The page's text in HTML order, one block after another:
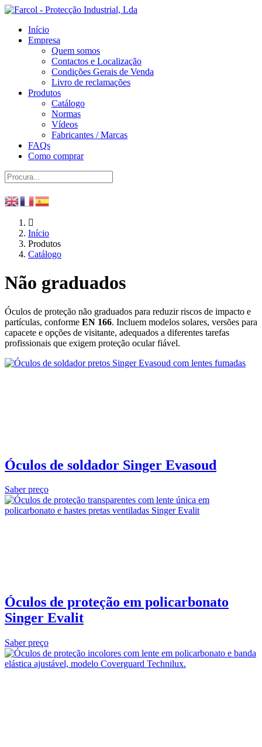
Início
Empresa
Quem somos
Contactos e Localização
Condições Gerais de Venda
Livro de reclamações
Produtos
Catálogo
Normas
Vídeos
Fabricantes / Marcas
FAQs
Como comprar
Início
Produtos
Catálogo
Não graduados
Óculos de proteção não graduados para reduzir riscos de impacto e
partículas, conforme EN 166. Incluem modelos solares, versões para
capacete e opções de visitante, adequados a diferentes tarefas
profissionais que exigem proteção ocular fiável.
Óculos de soldador Singer Evasoud
Saber preço
Óculos de proteção em policarbonato
Singer Evalit
Saber preço